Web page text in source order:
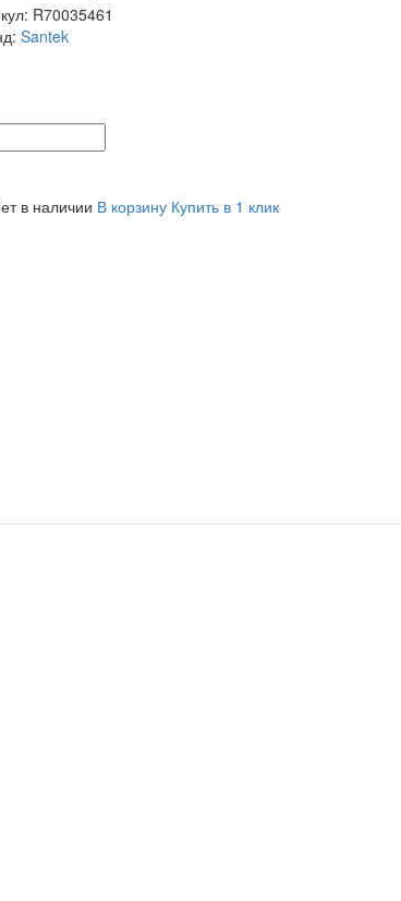
R70035461
Santek
в наличии В корзину Купить в 1 клик